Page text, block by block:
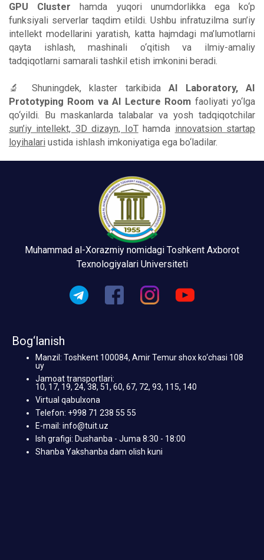
GPU Clusterhamda yuqori unumdorlikka ega ko‘p
funksiyali serverlar taqdim etildi. Ushbu infratuzilma sun’iy
intellekt modellarini yaratish, katta hajmdagi ma’lumotlarni
qayta ishlash, mashinali o‘qitish va ilmiy-amaliy
tadqiqotlarni samarali tashkil etish imkonini beradi.
🔬 Shuningdek, klaster tarkibida AI Laboratory, AI
Prototyping Room va AI Lecture Room faoliyati yo‘lga
qo‘yildi. Bu maskanlarda talabalar va yosh tadqiqotchilar
sun’iy intellekt, 3D dizayn, IoThamda innovatsion startap
loyihalari ustida ishlash imkoniyatiga ega bo‘ladilar.
Muhammad al-Xorazmiy nomidagi Toshkent Axborot
Texnologiyalari Universiteti
Bog‘lanish
Manzil: Toshkent 100084, Amir Temur shox ko‘chasi 108
uy
Jamoat transportlari:
10, 17, 19, 24, 38, 51, 60, 67, 72, 93, 115, 140
Virtual qabulxona
Telefon: +998 71 238 55 55
E-mail: info@tuit.uz
Ish grafigi: Dushanba - Juma 8:30 - 18:00
Shanba Yakshanba dam olish kuni